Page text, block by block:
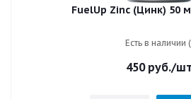
FuelUp Zinc (Цинк) 50
Есть в наличии
450руб./